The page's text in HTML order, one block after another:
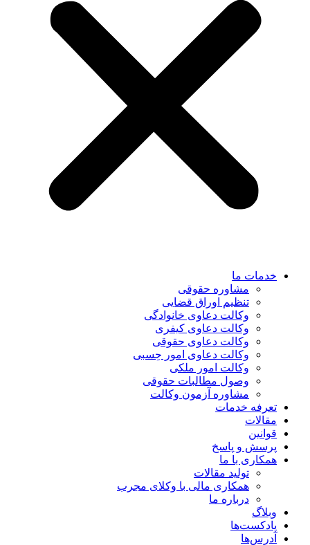
خدمات ما
مشاوره حقوقی
تنظیم اوراق قضایی
وکالت دعاوی خانوادگی
وکالت دعاوی کیفری
وکالت دعاوی حقوقی
وکالت دعاوی امور حِسبی
وکالت امور ملکی
وصول مطالبات حقوقی
مشاوره آزمون وکالت
تعرفه خدمات
مقالات
قوانین
پرسش و پاسخ
همکاری با ما
تولید مقالات
همکاری مالی با وکلای مجرب
درباره ما
وبلاگ
پادکست‌ها
آدرس‌ها